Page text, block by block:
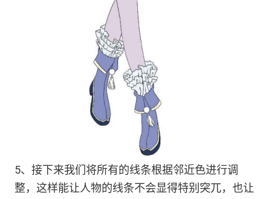
5、接下来我们将所有的线条根据邻近色进行调
整，这样能让人物的线条不会显得特别突兀，也让